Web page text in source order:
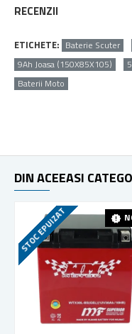
RECENZII
ETICHETE: Baterie Scuter
9Ah Joasa (150X85X105)
Baterii Moto
DIN ACEEASI
STOC EPUIZAT